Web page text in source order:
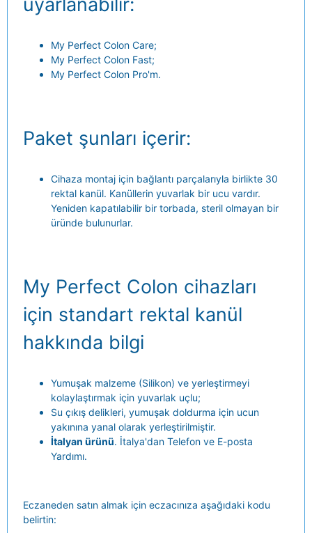
My Perfect Colon Care;
My Perfect Colon Fast;
My Perfect Colon Pro'm.
Paket şunları içerir:
Cihaza montaj için bağlantı parçalarıyla birlikte 30
rektal kanül. Kanüllerin yuvarlak bir ucu vardır.
Yeniden kapatılabilir bir torbada, steril olmayan bir
üründe bulunurlar.
My Perfect Colon cihazları
için standart rektal kanül
hakkında bilgi
Yumuşak malzeme (Silikon) ve yerleştirmeyi
kolaylaştırmak için yuvarlak uçlu;
Su çıkış delikleri, yumuşak doldurma için ucun
yakınına yanal olarak yerleştirilmiştir.
İtalyan ürünü. İtalya'dan Telefon ve E-posta
Yardımı.
Eczaneden satın almak için eczacınıza aşağıdaki kodu
belirtin: